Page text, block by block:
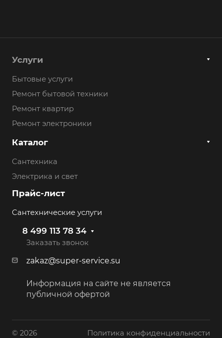
Услуги
Бытовые услуги
Ремонт бытовой техники
Ремонт квартир
Ремонт электроники
Каталог
Сантехника
Электрика и свет
Прайс-лист
Сантехнические услуги
8 499 113 78 34
Заказать звонок
zakaz@super-service.su
Информация на сайте не является
публичной офертой
© 2026 Политика конфиденциальности